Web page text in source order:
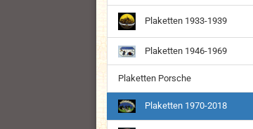
Plaketten 1933-1939
Plaketten 1946-1969
Plaketten Porsche
Plaketten 1970-2018